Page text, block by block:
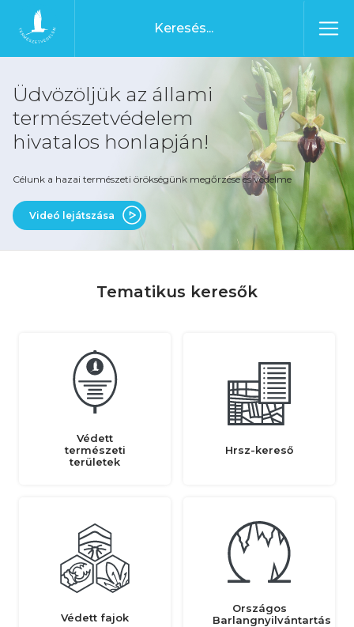
Ugrás a tartalomhoz
Főoldal
Üdvözöljük az állami
természetvédelem
hivatalos honlapján!
Célunk a hazai természeti örökségünk megőrzése és védelme
Videó lejátszása
Tematikus keresők
Védett
természeti
területek
Hrsz-kereső
Védett fajok
Országos
Barlangnyilvántartás